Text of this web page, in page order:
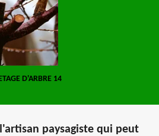
D'ARBRE 14
l'artisan paysagiste qui peut